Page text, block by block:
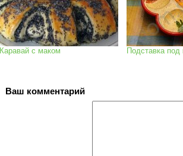
Каравай с маком Подставка под
Ваш комментарий